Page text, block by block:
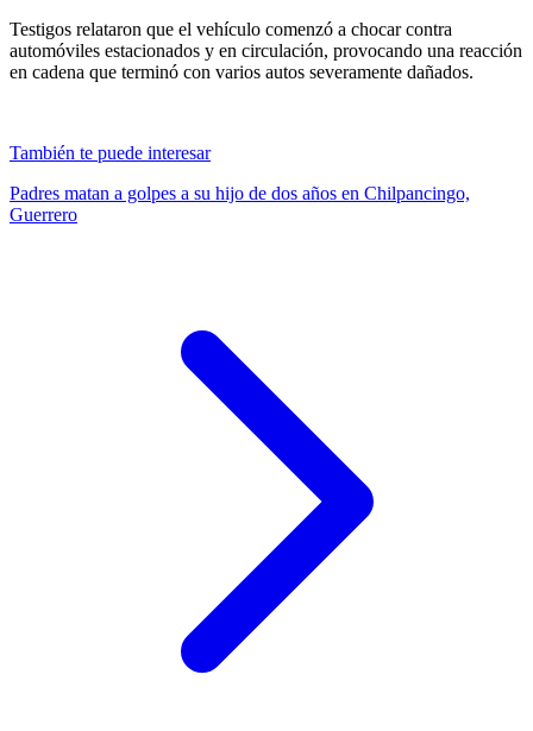
Testigos relataron que el vehículo comenzó a chocar contra
automóviles estacionados y en circulación, provocando una reacción
en cadena que terminó con varios autos severamente dañados.
También te puede interesar
Padres matan a golpes a su hijo de dos años en Chilpancingo,
Guerrero